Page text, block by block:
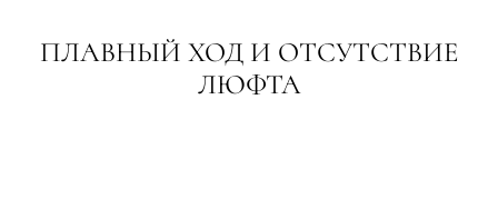
ПЛАВНЫЙ ХОД И ОТСУТСТВИЕ
ЛЮФТА